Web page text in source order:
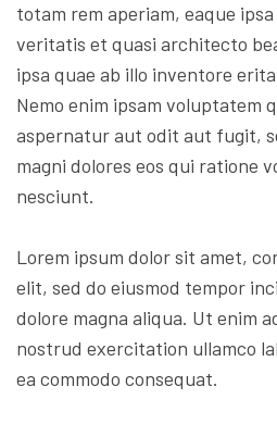
totam rem aperiam, eaque
veritatis et quasi architecto
ipsa quae ab illo inventore
Nemo enim ipsam voluptatem
aspernatur aut odit aut fugit,
magni dolores eos qui ratione
nesciunt.
Lorem ipsum dolor sit amet,
elit, sed do eiusmod tempor
dolore magna aliqua. Ut enim
nostrud exercitation ullamco
ea commodo consequat.